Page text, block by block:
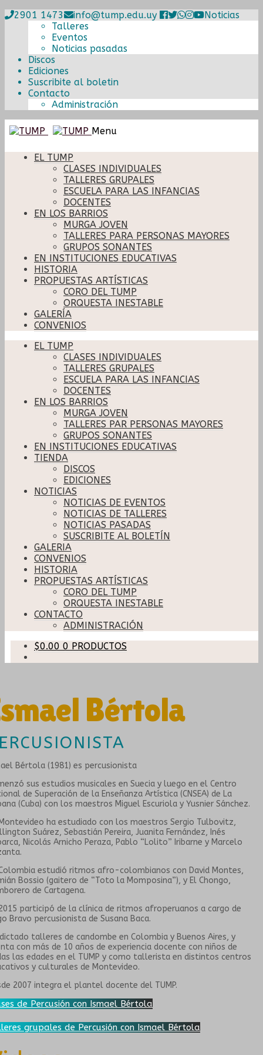
2901 1473 info@tump.edu.uy
Noticias
Talleres
Eventos
Noticias pasadas
Discos
Ediciones
Suscribite al boletin
Contacto
Administración
Ir
la
navegación
Ir
contenido
Menu
EL TUMP
CLASES INDIVIDUALES
TALLERES GRUPALES
ESCUELA PARA LAS INFANCIAS
DOCENTES
EN LOS BARRIOS
MURGA JOVEN
TALLERES PARA PERSONAS MAYORES
GRUPOS SONANTES
EN INSTITUCIONES EDUCATIVAS
HISTORIA
PROPUESTAS ARTÍSTICAS
CORO DEL TUMP
ORQUESTA INESTABLE
GALERÍA
CONVENIOS
EL TUMP
CLASES INDIVIDUALES
TALLERES GRUPALES
ESCUELA PARA LAS INFANCIAS
DOCENTES
EN LOS BARRIOS
MURGA JOVEN
TALLERES PAR PERSONAS MAYORES
GRUPOS SONANTES
EN INSTITUCIONES EDUCATIVAS
TIENDA
DISCOS
EDICIONES
NOTICIAS
NOTICIAS DE EVENTOS
NOTICIAS DE TALLERES
NOTICIAS PASADAS
SUSCRIBITE AL BOLETÍN
GALERIA
CONVENIOS
HISTORIA
PROPUESTAS ARTÍSTICAS
CORO DEL TUMP
ORQUESTA INESTABLE
CONTACTO
ADMINISTRACIÓN
$0.00 0 PRODUCTOS
Bértola
Bértola (1981) es percusionista
sus estudios musicales en Suecia y luego en el Centro
de Superación de la Enseñanza Artística (CNSEA) de La
(Cuba) con los maestros Miguel Escuriola y Yusnier Sánchez.
ha estudiado con los maestros Sergio Tulbovitz,
Suárez, Sebastián Pereira, Juanita Fernández, Inés
Nicolás Arnicho Peraza, Pablo “Lolito” Iribarne y Marcelo
estudió ritmos afro-colombianos con David Montes,
Bossio (gaitero de “Toto la Momposina”), y El Chongo,
de Cartagena.
participó de la clínica de ritmos afroperuanos a cargo de
Bravo percusionista de Susana Baca.
talleres de candombe en Colombia y Buenos Aires, y
con más de 10 años de experiencia docente con niños de
las edades en el TUMP y como tallerista en distintos centros
y culturales de Montevideo.
2007 integra el plantel docente del TUMP.
de Percusión con Ismael Bértola
grupales de Percusión con Ismael Bértola